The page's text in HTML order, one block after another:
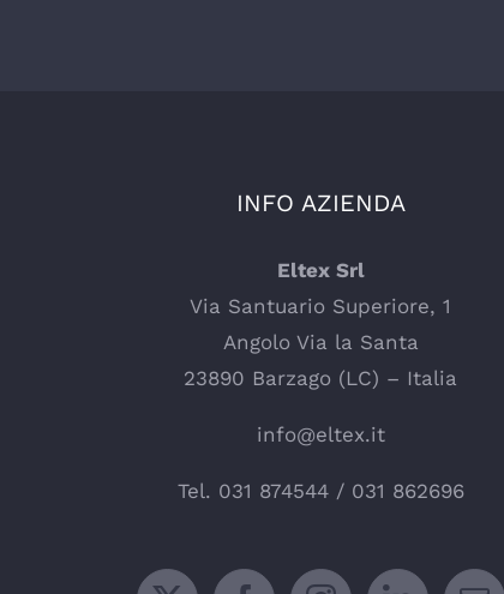
INFO AZIENDA
Eltex Srl
Via Santuario Superiore, 1
Angolo Via la Santa
23890 Barzago (LC) – Italia
info@eltex.it
Tel. 031 874544/ 031 862696